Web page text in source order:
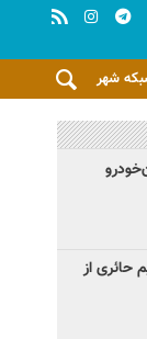
شهر
حائری از